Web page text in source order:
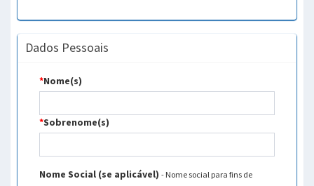
Dados Pessoais
*Nome(s)
*Sobrenome(s)
Nome Social (se aplicável) - Nome social para fins de